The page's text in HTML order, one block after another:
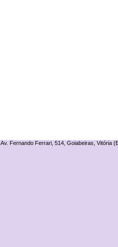
Av. Fernando Ferrari, 514, Goiabeiras, Vitória